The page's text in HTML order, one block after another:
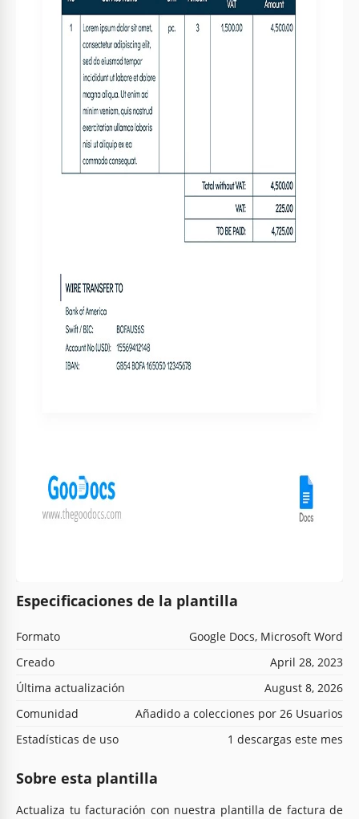
Especificaciones de la plantilla
Formato
Google Docs, Microsoft Word
Creado
April 28, 2023
Última actualización
August 8, 2026
Comunidad
Añadido a colecciones por 26 Usuarios
Estadísticas de uso
1 descargas este mes
Sobre esta plantilla
Actualiza tu facturación con nuestra plantilla de factura de